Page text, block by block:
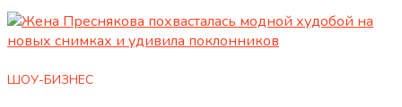
ШОУ-БИЗНЕС